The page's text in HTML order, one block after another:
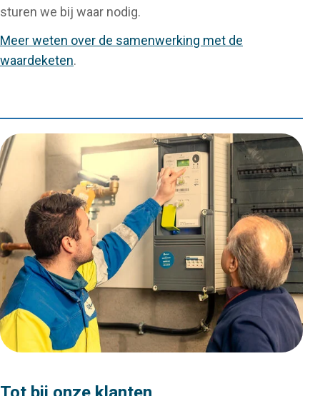
sturen we bij waar nodig.
Meer weten over de samenwerking met de
waardeketen.